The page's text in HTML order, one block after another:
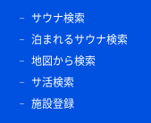
サウナ検索
泊まれるサウナ検索
地図から検索
サ活検索
施設登録